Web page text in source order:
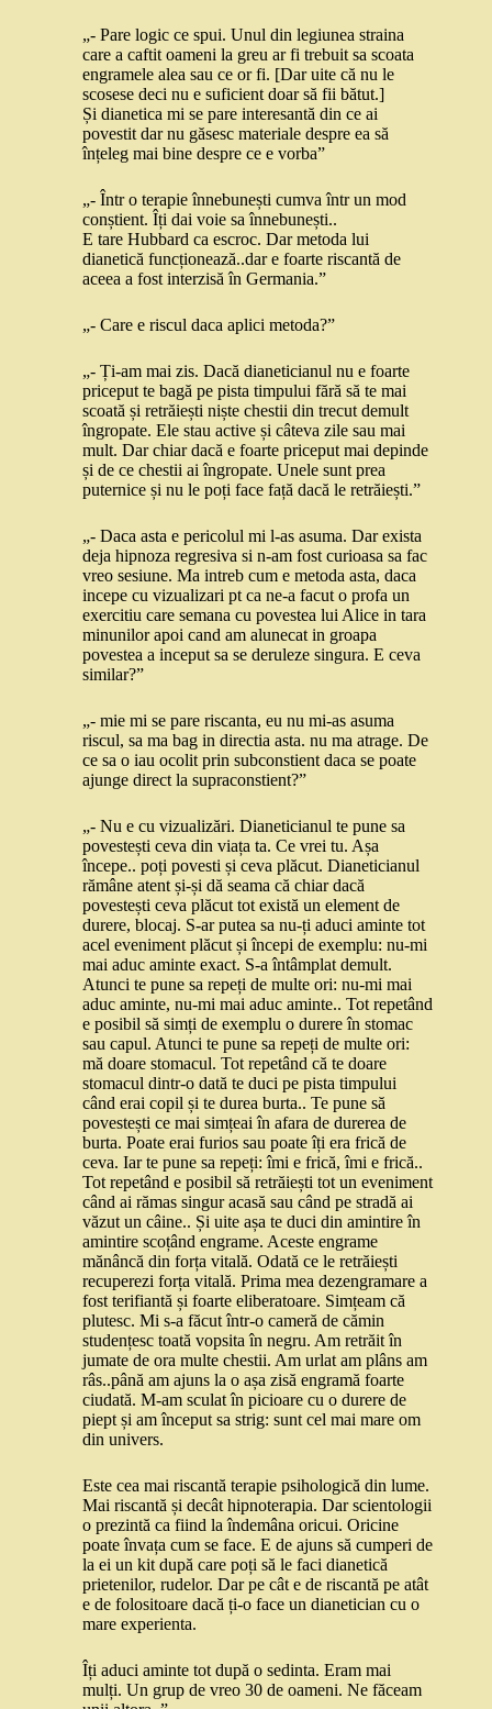
„- Pare logic ce spui. Unul din legiunea straina
care a caftit oameni la greu ar fi trebuit sa scoata
engramele alea sau ce or fi. [Dar uite că nu le
scosese deci nu e suficient doar să fii bătut.]
Și dianetica mi se pare interesantă din ce ai
povestit dar nu găsesc materiale despre ea să
înțeleg mai bine despre ce e vorba”
„- Într o terapie înnebunești cumva într un mod
conștient. Îți dai voie sa înnebunești..
E tare Hubbard ca escroc. Dar metoda lui
dianetică funcționează..dar e foarte riscantă de
aceea a fost interzisă în Germania.”
„- Care e riscul daca aplici metoda?”
„- Ți-am mai zis. Dacă dianeticianul nu e foarte
priceput te bagă pe pista timpului fără să te mai
scoată și retrăiești niște chestii din trecut demult
îngropate. Ele stau active și câteva zile sau mai
mult. Dar chiar dacă e foarte priceput mai depinde
și de ce chestii ai îngropate. Unele sunt prea
puternice și nu le poți face față dacă le retrăiești.”
„- Daca asta e pericolul mi l-as asuma. Dar exista
deja hipnoza regresiva si n-am fost curioasa sa fac
vreo sesiune. Ma intreb cum e metoda asta, daca
incepe cu vizualizari pt ca ne-a facut o profa un
exercitiu care semana cu povestea lui Alice in tara
minunilor apoi cand am alunecat in groapa
povestea a inceput sa se deruleze singura. E ceva
similar?”
„- mie mi se pare riscanta, eu nu mi-as asuma
riscul, sa ma bag in directia asta. nu ma atrage. De
ce sa o iau ocolit prin subconstient daca se poate
ajunge direct la supraconstient?”
„- Nu e cu vizualizări. Dianeticianul te pune sa
povestești ceva din viața ta. Ce vrei tu. Așa
începe.. poți povesti și ceva plăcut. Dianeticianul
rămâne atent și-și dă seama că chiar dacă
povestești ceva plăcut tot există un element de
durere, blocaj. S-ar putea sa nu-ți aduci aminte tot
acel eveniment plăcut și începi de exemplu: nu-mi
mai aduc aminte exact. S-a întâmplat demult.
Atunci te pune sa repeți de multe ori: nu-mi mai
aduc aminte, nu-mi mai aduc aminte.. Tot repetând
e posibil să simți de exemplu o durere în stomac
sau capul. Atunci te pune sa repeți de multe ori:
mă doare stomacul. Tot repetând că te doare
stomacul dintr-o dată te duci pe pista timpului
când erai copil și te durea burta.. Te pune să
povestești ce mai simțeai în afara de durerea de
burta. Poate erai furios sau poate îți era frică de
ceva. Iar te pune sa repeți: îmi e frică, îmi e frică..
Tot repetând e posibil să retrăiești tot un eveniment
când ai rămas singur acasă sau când pe stradă ai
văzut un câine.. Și uite așa te duci din amintire în
amintire scoțând engrame. Aceste engrame
mănâncă din forța vitală. Odată ce le retrăiești
recuperezi forța vitală. Prima mea dezengramare a
fost terifiantă și foarte eliberatoare. Simțeam că
plutesc. Mi s-a făcut într-o cameră de cămin
studențesc toată vopsita în negru. Am retrăit în
jumate de ora multe chestii. Am urlat am plâns am
râs..până am ajuns la o așa zisă engramă foarte
ciudată. M-am sculat în picioare cu o durere de
piept și am început sa strig: sunt cel mai mare om
din univers.
Este cea mai riscantă terapie psihologică din lume.
Mai riscantă și decât hipnoterapia. Dar scientologii
o prezintă ca fiind la îndemâna oricui. Oricine
poate învața cum se face. E de ajuns să cumperi de
la ei un kit după care poți să le faci dianetică
prietenilor, rudelor. Dar pe cât e de riscantă pe atât
e de folositoare dacă ți-o face un dianetician cu o
mare experienta.
Îți aduci aminte tot după o sedinta. Eram mai
mulți. Un grup de vreo 30 de oameni. Ne făceam